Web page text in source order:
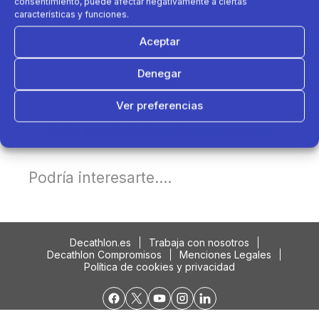
características y funciones.
Aceptar
Denegar
Ver preferencias
Podría interesarte....
Decathlon.es
Trabaja con nosotros
Decathlon Compromisos
Menciones Legales
Política de cookies y privacidad